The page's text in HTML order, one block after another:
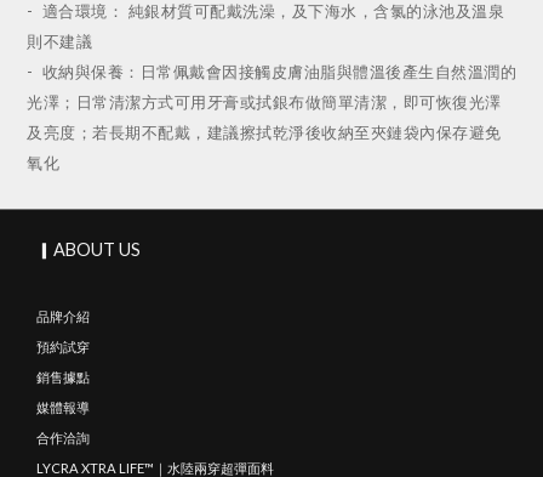
- 適合環境： 純銀材質可配戴洗澡，及下海水，含氯的泳池及溫泉
則不建議
- 收納與保養：日常佩戴會因接觸皮膚油脂與體溫後產生自然溫潤的
光澤；日常清潔方式可用牙膏或拭銀布做簡單清潔，即可恢復光澤
及亮度；若長期不配戴，建議擦拭乾淨後收納至夾鏈袋內保存避免
氧化
▎ABOUT US
品牌介紹
預約試穿
銷售據點
媒體報導
合作洽詢
LYCRA XTRA LIFE™｜水陸兩穿超彈面料